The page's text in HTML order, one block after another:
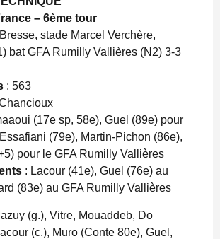
– 6ème tour
stade Marcel Verchère,
bat GFA Rumilly Vallières (N2) 3-3
: 563
(17e sp, 58e), Guel (89e) pour
(79e), Martin-Pichon (86e),
pour le GFA Rumilly Vallières
: Lacour (41e), Guel (76e) au
(83e) au GFA Rumilly Vallières
(g.), Vitre, Mouaddeb, Do
(c.), Muro (Conte 80e), Guel,